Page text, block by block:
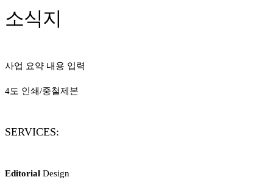
소식지
사업 요약 내용 입력
4도 인쇄/중철제본
SERVICES:
Editorial Design